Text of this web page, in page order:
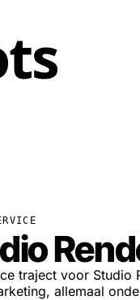
traject voor Studio
allemaal